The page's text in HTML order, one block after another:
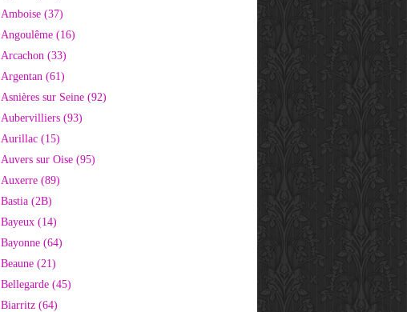
Amboise (37)
Angoulême (16)
Arcachon (33)
Argentan (61)
Asnières sur Seine (92)
Aubervilliers (93)
Aurillac (15)
Auvers sur Oise (95)
Auxerre (89)
Bastia (2B)
Bayeux (14)
Bayonne (64)
Beaune (21)
Bellegarde (45)
Biarritz (64)